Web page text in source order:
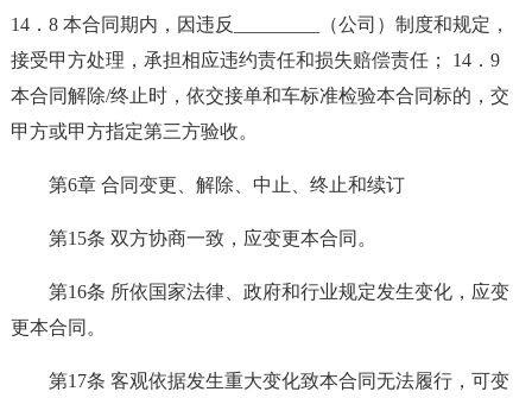
14．8 本合同期内，因违反_________（公司）制度和规定，
接受甲方处理，承担相应违约责任和损失赔偿责任； 14．9
本合同解除/终止时，依交接单和车标准检验本合同标的，交
甲方或甲方指定第三方验收。
第6章 合同变更、解除、中止、终止和续订
第15条 双方协商一致，应变更本合同。
第16条 所依国家法律、政府和行业规定发生变化，应变
更本合同。
第17条 客观依据发生重大变化致本合同无法履行，可变